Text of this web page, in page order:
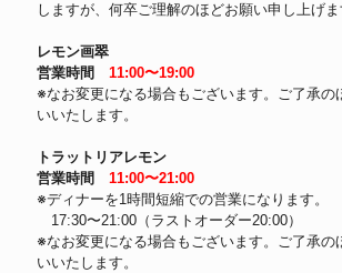
しますが、何卒ご理解のほどお願い申し上げま
レモン画翠
営業時間 11:00〜19:00
※なお変更になる場合もございます。ご了承の
いいたします。
トラットリアレモン
営業時間 11:00〜21:00
※ディナーを1時間短縮での営業になります。
17:30〜21:00（ラストオーダー20:00）
※なお変更になる場合もございます。ご了承の
いいたします。